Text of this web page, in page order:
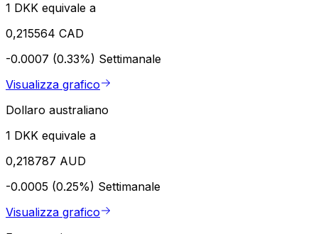
1 DKK equivale a
0,215564 CAD
-0.0007 (0.33%) Settimanale
Visualizza grafico
Dollaro australiano
1 DKK equivale a
0,218787 AUD
-0.0005 (0.25%) Settimanale
Visualizza grafico